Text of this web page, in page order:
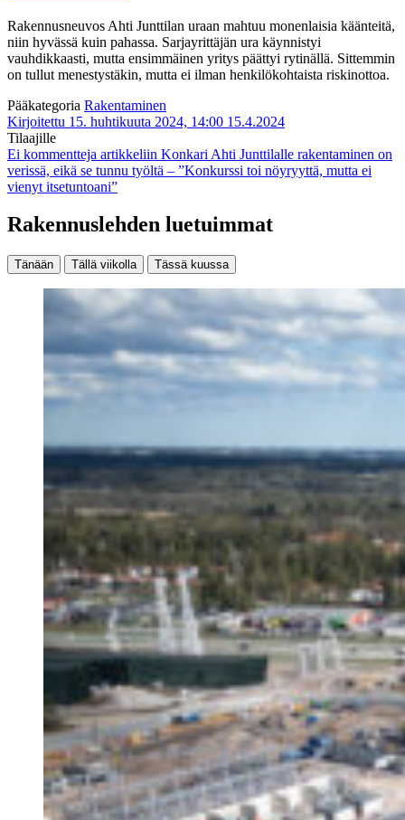
Rakennusneuvos Ahti Junttilan uraan mahtuu monenlaisia käänteitä,
niin hyvässä kuin pahassa. Sarjayrittäjän ura käynnistyi
vauhdikkaasti, mutta ensimmäinen yritys päättyi rytinällä. Sittemmin
on tullut menestystäkin, mutta ei ilman henkilökohtaista riskinottoa.
Pääkategoria Rakentaminen
Kirjoitettu 15. huhtikuuta 2024, 14:00 15.4.2024
Tilaajille
Ei kommentteja artikkeliin Konkari Ahti Junttilalle rakentaminen on
verissä, eikä se tunnu työltä – ”Konkurssi toi nöyryyttä, mutta ei
vienyt itsetuntoani”
Rakennuslehden luetuimmat
Tänään Tällä viikolla Tässä kuussa